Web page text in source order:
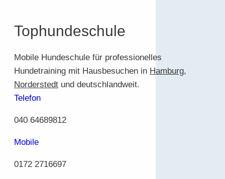
Tophundeschule
Mobile Hundeschule für professionelles
Hundetraining mit Hausbesuchen in Hamburg,
Norderstedt und deutschlandweit.
Telefon
040 64689812
Mobile
0172 2716697